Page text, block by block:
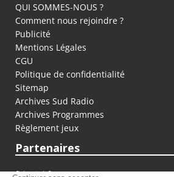
QUI SOMMES-NOUS ?
Comment nous rejoindre ?
Publicité
Mentions Légales
CGU
Politique de confidentialité
Sitemap
Archives Sud Radio
Archives Programmes
Règlement jeux
Partenaires
fiducial.fr